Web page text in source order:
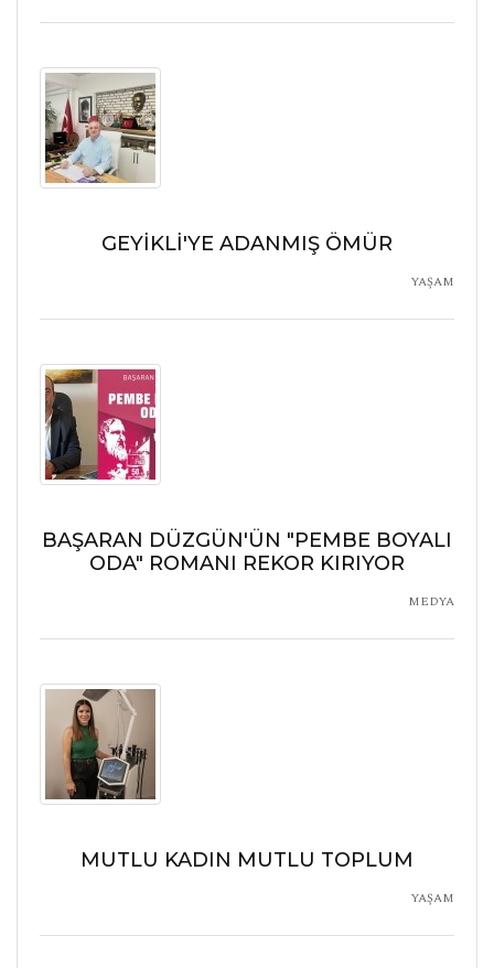
GEYİKLİ'YE ADANMIŞ ÖMÜR
YAŞAM
BAŞARAN DÜZGÜN'ÜN "PEMBE BOYALI
ODA" ROMANI REKOR KIRIYOR
MEDYA
MUTLU KADIN MUTLU TOPLUM
YAŞAM